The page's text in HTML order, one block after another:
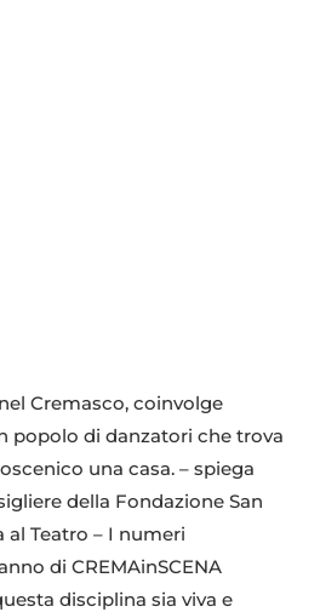
Cremasco, coinvolge
popolo di danzatori che trova
una casa. – spiega
della Fondazione San
Teatro – I numeri
di CREMAinSCENA
disciplina sia viva e